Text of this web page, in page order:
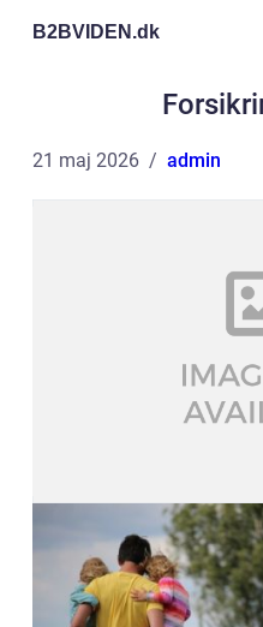
B2BVIDEN.dk
21 maj 2026 admin